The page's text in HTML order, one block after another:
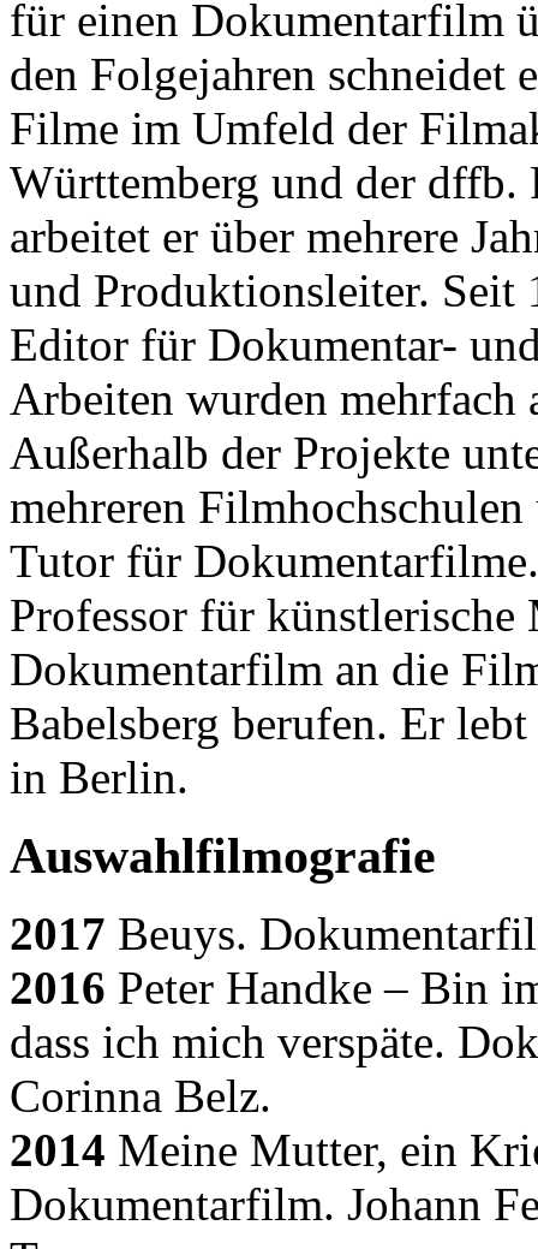
für einen Dokumentarfilm
den Folgejahren schneidet
Filme im Umfeld der
Württemberg und der dffb.
arbeitet er über mehrere
und Produktionsleiter. Seit
Editor für Dokumentar-
Arbeiten wurden mehrfach
Außerhalb der Projekte
mehreren
Tutor für
Professor für
Dokumentarfilm an die
Babelsberg berufen. Er
in Berlin.
Auswahlfilmografie
2017 Beuys.
2016 Peter Handke – Bin
dass ich mich verspäte.
Corinna Belz.
2014 Meine Mutter, ein
Dokumentarfilm. Johann